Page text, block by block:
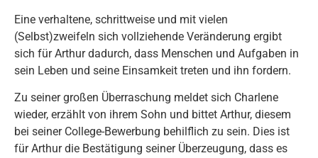
Eine verhaltene, schrittweise und mit vielen
(Selbst)zweifeln sich vollziehende Veränderung ergibt
sich für Arthur dadurch, dass Menschen und Aufgaben in
sein Leben und seine Einsamkeit treten und ihn fordern.
Zu seiner großen Überraschung meldet sich Charlene
wieder, erzählt von ihrem Sohn und bittet Arthur, diesem
bei seiner College-Bewerbung behilflich zu sein. Dies ist
für Arthur die Bestätigung seiner Überzeugung, dass es